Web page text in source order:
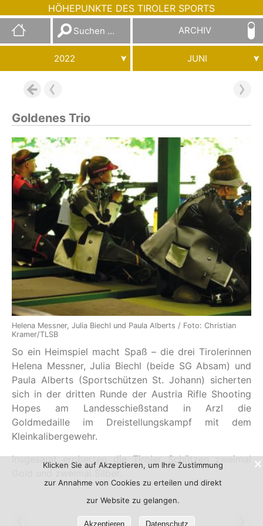
HÖHEPUNKTE DES TIROLER SPORTS
Suchen
nach:
ARCHIV
2022 JUNI
Goldenes Trio
Helena Messner, Julia Biechl und Paula Alberts / Foto: Christian
Kramer/TLSB
So ein Heimspiel macht Spaß – die drei Tirolerinnen
Helena Messner, Julia Biechl (beide SG Absam) und
Paula Alberts (Sportschützen St. Johann) sicherten
sich in der dritten Runde der Austria Rifle Shooting
Hopes am Landesschießstand in Arzl die
Goldmedaille im Dreistellungskampf mit dem
Kleinkalibergewehr.
Insgesamt eroberten die Tiroler Schützen zweimal
Gold und zweimal Silber.
Klicken Sie auf Akzeptieren, um Ihre Zustimmung
zur Annahme von Cookies zu erteilen und direkt
zur Website zu gelangen.
Akzeptieren Datenschutz